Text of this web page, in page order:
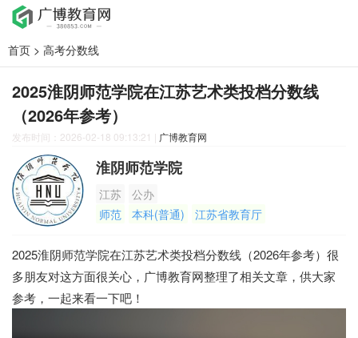
首页 > 高考分数线
2025淮阴师范学院在江苏艺术类投档分数线
（2026年参考）
发布时间：2026-02-18 09:13:21 | 广博教育网
淮阴师范学院
江苏
公办
师范
本科(普通) 江苏省教育厅
2025淮阴师范学院在江苏艺术类投档分数线（2026年参考）很
多朋友对这方面很关心，广博教育网整理了相关文章，供大家
参考，一起来看一下吧！